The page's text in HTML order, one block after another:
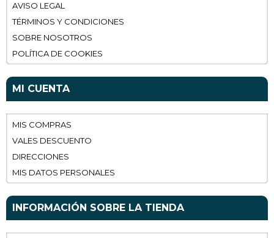
AVISO LEGAL
TÉRMINOS Y CONDICIONES
SOBRE NOSOTROS
POLÍTICA DE COOKIES
MI CUENTA
MIS COMPRAS
VALES DESCUENTO
DIRECCIONES
MIS DATOS PERSONALES
INFORMACIÓN SOBRE LA TIENDA